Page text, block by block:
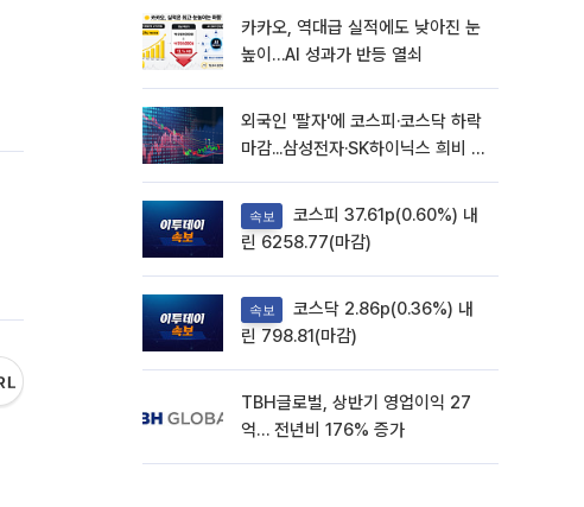
카카오, 역대급 실적에도 낮아진 눈
높이…AI 성과가 반등 열쇠
외국인 '팔자'에 코스피·코스닥 하락
마감...삼성전자·SK하이닉스 희비 갈
속보
린 6258.77(마감)
속보
린 798.81(마감)
TBH글로벌, 상반기 영업이익 27
억… 전년비 176% 증가